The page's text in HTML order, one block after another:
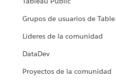
Grupos de usuarios de
Líderes de la comunidad
DataDev
Proyectos de la comunidad